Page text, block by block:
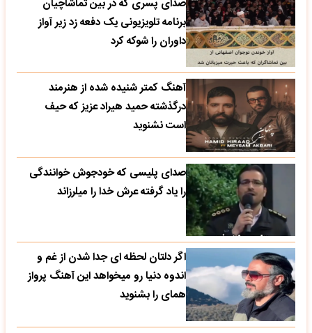
صدای پسری که در بین تماشاچیان
برنامه تلویزیونی یک دفعه زد زیر آواز
داوران را شوکه کرد
آهنگ کمتر شنیده شده از هنرمند
درگذشته حمید هیراد عزیز که حیف
است نشنوید
صدای پلیسی که خودجوش خوانندگی
را یاد گرفته عرش خدا را میلرزاند
اگر دلتان لحظه ای جدا شدن از غم و
اندوه دنیا رو میخواهد این آهنگ پرواز
همای را بشنوید